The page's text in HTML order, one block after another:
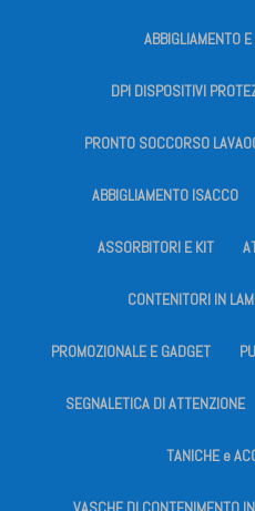
ABBIGLIAMENTO
DPI DISPOSITIVI
PRONTO SOCCORSO
ABBIGLIAMENTO ISACCO
ASSORBITORI E KIT
CONTENITORI IN
PROMOZIONALE E GADGET
SEGNALETICA DI ATTENZIONE
TANICHE e